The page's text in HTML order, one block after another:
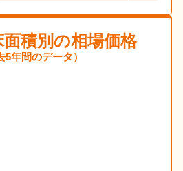
積別の相場価格
5年間のデータ）